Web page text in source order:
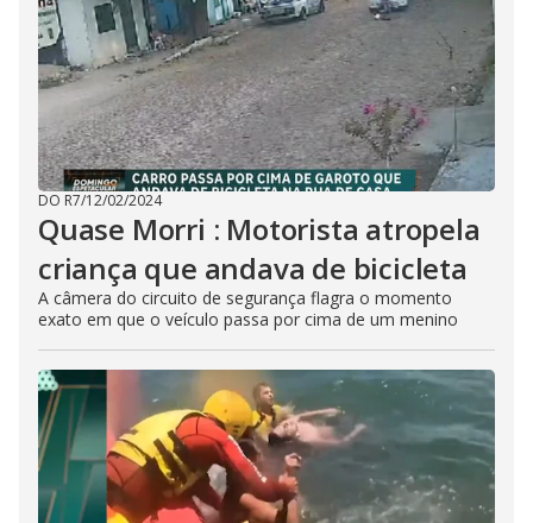
DO R7/12/02/2024
Quase Morri : Motorista atropela
criança que andava de bicicleta
A câmera do circuito de segurança flagra o momento
exato em que o veículo passa por cima de um menino